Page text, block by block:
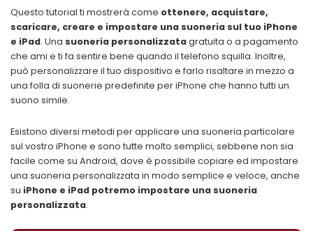
Questo tutorial ti mostrerà come ottenere, acquistare,
scaricare, creare e impostare una suoneria sul tuo iPhone
e iPad. Una suoneria personalizzatagratuita o a pagamento
che ami e ti fa sentire bene quando il telefono squilla. Inoltre,
può personalizzare il tuo dispositivo e farlo risaltare in mezzo a
una folla di suonerie predefinite per iPhone che hanno tutti un
suono simile.
Esistono diversi metodi per applicare una suoneria particolare
sul vostro iPhone e sono tutte molto semplici, sebbene non sia
facile come su Android, dove è possibile copiare ed impostare
una suoneria personalizzata in modo semplice e veloce, anche
su iPhone e iPad potremo impostare una suoneria
personalizzata.